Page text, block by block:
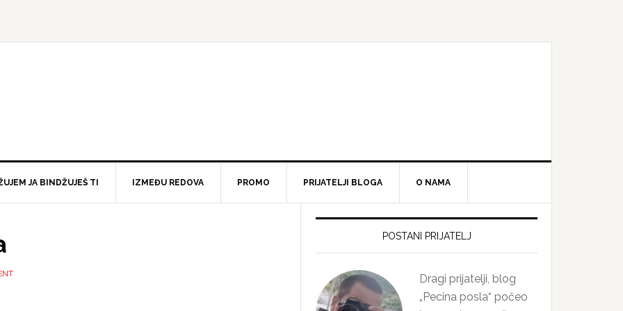
JA BINDŽUJEŠ TI IZMEĐU REDOVA PROMO PRIJATELJI BLOGA O NAMA
Primary
POSTANI PRIJATELJ
Dragi prijatelji, blog
„Pecina posla“ počeo